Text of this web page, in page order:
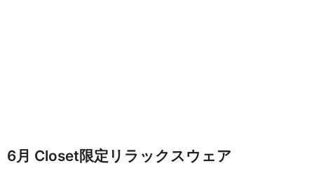
6月 Closet限定リラックスウェア